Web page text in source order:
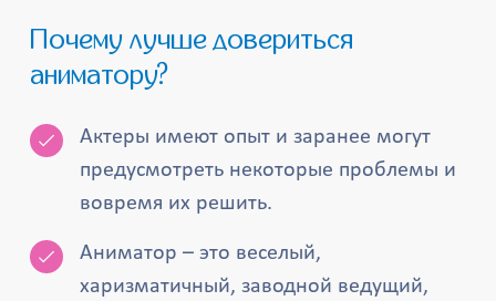
Почему лучше довериться
аниматору?
Актеры имеют опыт и заранее могут
предусмотреть некоторые проблемы и
вовремя их решить.
Аниматор – это веселый,
харизматичный, заводной ведущий,